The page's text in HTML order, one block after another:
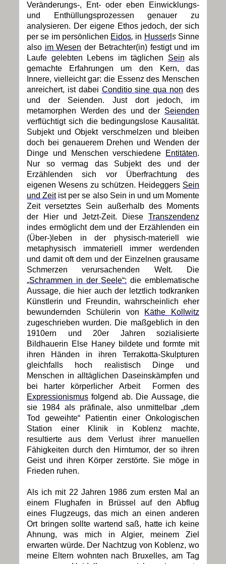
Veränderungs-, Ent- oder eben Einwicklungs-
und Enthüllungsprozessen genauer zu
analysieren. Der eigene Ethos jedoch, der sich
per se im persönlichen Eidos, in Husserl sSinne
also im Wesen der Betrachter(in) festigt und im
Laufe gelebten Lebens im täglichen Sein als
gemachte Erfahrungen um den Kern, das
Innere, vielleicht gar: die Essenz des Menschen
anreichert, ist dabei Conditio sine qua non des
und der Seienden. Just dort jedoch, im
metamorphen Werden des und der Seienden
verflüchtigt sich die bedingungslose Kausalität.
Subjekt und Objekt verschmelzen und bleiben
doch bei genauerem Drehen und Wenden der
Dinge und Menschen verschiedene
Entitäten.
Nur so vermag das Subjekt des und der
Erzählenden sich vor Überfrachtung des
eigenen Wesens zu schützen. Heideggers Sein
und Zeitist per se also Sein in und um Momente
Zeit versetztes Sein außerhalb des Moments
der Hier und Jetzt-Zeit. Diese Transzendenz
indes ermöglicht dem und der Erzählenden ein
(Über-)leben in der physisch-materiell wie
metaphysisch immateriell immer werdenden
und damit oft dem und der Einzelnen grausame
Schmerzen verursachenden Welt. Die
„Schrammen in der Seele“: die emblematische
Aussage, die hier auch der letztlich todkranken
Künstlerin und Freundin, wahrscheinlich eher
bewundernden Schülerin von
Käthe Kollwitz
zugeschrieben wurden. Die maßgeblich in den
1910ern und 20er Jahren sozialisierte
Bildhauerin Else Haney bildete und formte mit
ihren Händen in ihren Terrakotta-Skulpturen
gleichfalls hoch realistisch Dinge und
Menschen in alltäglichen Daseinskämpfen und
bei harter körperlicher Arbeit Formen des
Expressionismus folgend ab. Die Aussage, die
sie 1984 als präfinale, also unmittelbar „dem
Tod geweihte“ Patientin einer Onkologischen
Station einer Klinik in Koblenz machte,
resultierte aus dem Verlust ihrer manuellen
Fähigkeiten durch den Hirntumor, der so ihren
Geist und ihren Körper zerstörte. Sie möge in
Frieden ruhen.
Als ich mit 22 Jahren 1986 zum ersten Mal an
einem Flughafen in Brüssel auf den Abflug
eines Flugzeugs, das mich an einen anderen
Ort bringen sollte wartend saß, hatte ich keine
Ahnung, was mich in Algier, meinem Ziel
erwarten würde. Der Nachtzug von Koblenz, wo
meine Eltern wohnten nach Bruxelles, am Tag